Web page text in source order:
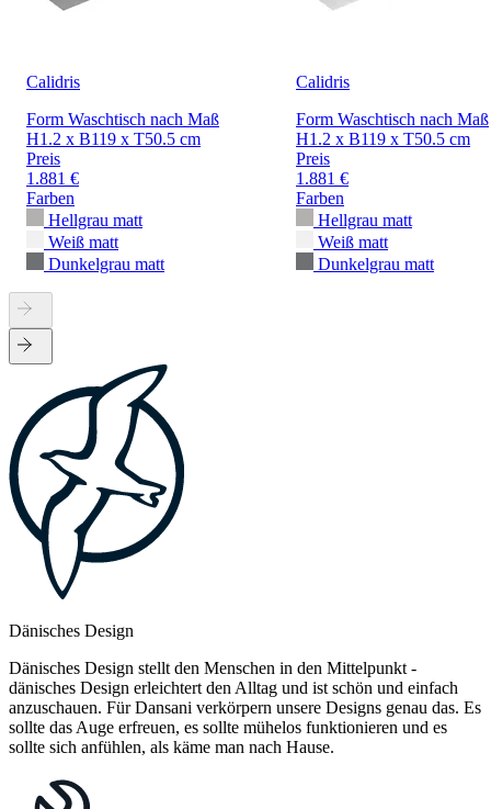
Calidris
Form Waschtisch nach Maß
H1.2 x B119 x T50.5 cm
Preis
1.881 €
Farben
Hellgrau matt
Weiß matt
Dunkelgrau matt
Calidris
Form Waschtisch nach Maß
H1.2 x B119 x T50.5 cm
Preis
1.881 €
Farben
Hellgrau matt
Weiß matt
Dunkelgrau matt
Dänisches Design
Dänisches Design stellt den Menschen in den Mittelpunkt -
dänisches Design erleichtert den Alltag und ist schön und einfach
anzuschauen. Für Dansani verkörpern unsere Designs genau das. Es
sollte das Auge erfreuen, es sollte mühelos funktionieren und es
sollte sich anfühlen, als käme man nach Hause.